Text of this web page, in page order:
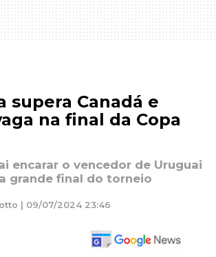
supera Canadá e
na final da Copa
encarar o vencedor de Uruguai
grande final do torneio
| 09/07/2024 23:46